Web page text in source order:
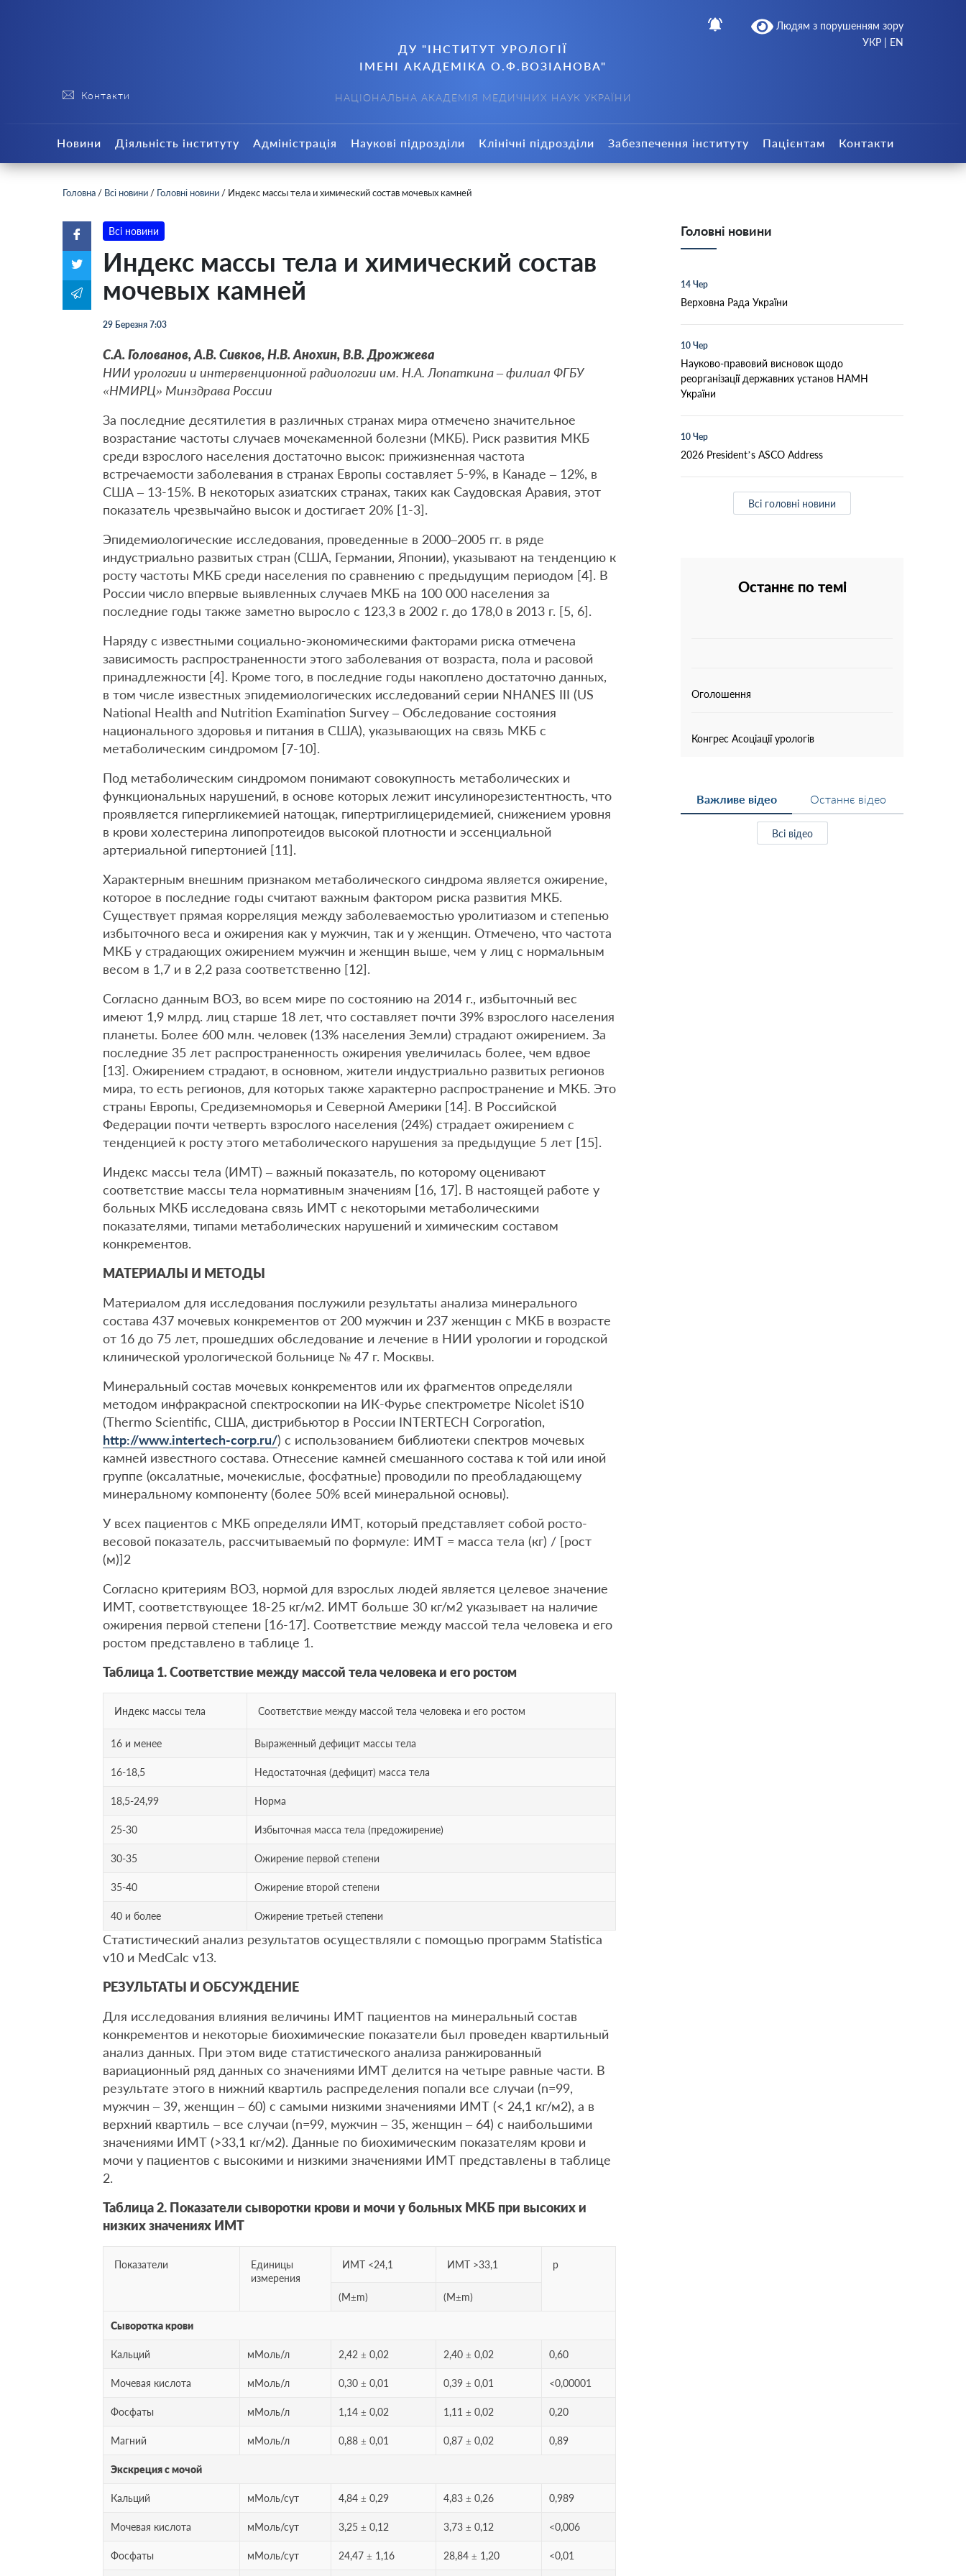
Людям з порушенням зору
Контакти
ДУ "ІНСТИТУТ УРОЛОГІЇ
ІМЕНІ АКАДЕМІКА О.Ф.ВОЗІАНОВА"
НАЦІОНАЛЬНА АКАДЕМІЯ МЕДИЧНИХ НАУК УКРАЇНИ
УКР | EN
Новини Діяльність інституту Адміністрація Наукові підрозділи Клінічні підрозділи Забезпечення інституту Пацієнтам Контакти
Головна / Всі новини / Головні новини / Индекс массы тела и химический состав мочевых камней
Всі новини
Индекс массы тела и химический состав
мочевых камней
29 Березня 7:03
С.А. Голованов, А.В. Сивков, Н.В. Анохин, В.В. Дрожжева
НИИ урологии и интервенционной радиологии им. Н.А. Лопаткина – филиал ФГБУ
«НМИРЦ» Минздрава России
За последние десятилетия в различных странах мира отмечено значительное
возрастание частоты случаев мочекаменной болезни (МКБ). Риск развития МКБ
среди взрослого населения достаточно высок: прижизненная частота
встречаемости заболевания в странах Европы составляет 5-9%, в Канаде – 12%, в
США – 13-15%. В некоторых азиатских странах, таких как Саудовская Аравия, этот
показатель чрезвычайно высок и достигает 20% [1-3].
Эпидемиологические исследования, проведенные в 2000–2005 гг. в ряде
индустриально развитых стран (США, Германии, Японии), указывают на тенденцию к
росту частоты МКБ среди населения по сравнению с предыдущим периодом [4]. В
России число впервые выявленных случаев МКБ на 100 000 населения за
последние годы также заметно выросло с 123,3 в 2002 г. до 178,0 в 2013 г. [5, 6].
Наряду с известными социально-экономическими факторами риска отмечена
зависимость распространенности этого заболевания от возраста, пола и расовой
принадлежности [4]. Кроме того, в последние годы накоплено достаточно данных,
в том числе известных эпидемиологических исследований серии NHANES III (US
National Health and Nutrition Examination Survey – Обследование состояния
национального здоровья и питания в США), указывающих на связь МКБ с
метаболическим синдромом [7-10].
Под метаболическим синдромом понимают совокупность метаболических и
функциональных нарушений, в основе которых лежит инсулинорезистентность, что
проявляется гипергликемией натощак, гипертриглицеридемией, снижением уровня
в крови холестерина липопротеидов высокой плотности и эссенциальной
артериальной гипертонией [11].
Характерным внешним признаком метаболического синдрома является ожирение,
которое в последние годы считают важным фактором риска развития МКБ.
Существует прямая корреляция между заболеваемостью уролитиазом и степенью
избыточного веса и ожирения как у мужчин, так и у женщин. Отмечено, что частота
МКБ у страдающих ожирением мужчин и женщин выше, чем у лиц с нормальным
весом в 1,7 и в 2,2 раза соответственно [12].
Согласно данным ВОЗ, во всем мире по состоянию на 2014 г., избыточный вес
имеют 1,9 млрд. лиц старше 18 лет, что составляет почти 39% взрослого населения
планеты. Более 600 млн. человек (13% населения Земли) страдают ожирением. За
последние 35 лет распространенность ожирения увеличилась более, чем вдвое
[13]. Ожирением страдают, в основном, жители индустриально развитых регионов
мира, то есть регионов, для которых также характерно распространение и МКБ. Это
страны Европы, Средиземноморья и Северной Америки [14]. В Российской
Федерации почти четверть взрослого населения (24%) страдает ожирением с
тенденцией к росту этого метаболического нарушения за предыдущие 5 лет [15].
Индекс массы тела (ИМТ) – важный показатель, по которому оценивают
соответствие массы тела нормативным значениям [16, 17]. В настоящей работе у
больных МКБ исследована связь ИМТ с некоторыми метаболическими
показателями, типами метаболических нарушений и химическим составом
конкрементов.
МАТЕРИАЛЫ И МЕТОДЫ
Материалом для исследования послужили результаты анализа минерального
состава 437 мочевых конкрементов от 200 мужчин и 237 женщин с МКБ в возрасте
от 16 до 75 лет, прошедших обследование и лечение в НИИ урологии и городской
клинической урологической больнице № 47 г. Москвы.
Минеральный состав мочевых конкрементов или их фрагментов определяли
методом инфракрасной спектроскопии на ИК-Фурье спектрометре Nicolet iS10
(Thermo Scientific, США, дистрибьютор в России INTERTECH Corporation,
http://www.intertech-corp.ru/) с использованием библиотеки спектров мочевых
камней известного состава. Отнесение камней смешанного состава к той или иной
группе (оксалатные, мочекислые, фосфатные) проводили по преобладающему
минеральному компоненту (более 50% всей минеральной основы).
У всех пациентов с МКБ определяли ИМТ, который представляет собой росто-
весовой показатель, рассчитываемый по формуле: ИМТ = масса тела (кг) / [рост
(м)]2
Согласно критериям ВОЗ, нормой для взрослых людей является целевое значение
ИМТ, соответствующее 18-25 кг/м2. ИМТ больше 30 кг/м2 указывает на наличие
ожирения первой степени [16-17]. Соответствие между массой тела человека и его
ростом представлено в таблице 1.
Таблица 1. Соответствие между массой тела человека и его ростом
Индекс массы тела Соответствие между массой тела человека и его ростом
16 и менее Выраженный дефицит массы тела
16-18,5 Недостаточная (дефицит) масса тела
18,5-24,99 Норма
25-30 Избыточная масса тела (предожирение)
30-35 Ожирение первой степени
35-40 Ожирение второй степени
40 и более Ожирение третьей степени
Статистический анализ результатов осуществляли с помощью программ Statistica
v10 и MedCalc v13.
РЕЗУЛЬТАТЫ И ОБСУЖДЕНИЕ
Для исследования влияния величины ИМТ пациентов на минеральный состав
конкрементов и некоторые биохимические показатели был проведен квартильный
анализ данных. При этом виде статистического анализа ранжированный
вариационный ряд данных со значениями ИМТ делится на четыре равные части. В
результате этого в нижний квартиль распределения попали все случаи (n=99,
мужчин – 39, женщин – 60) с самыми низкими значениями ИМТ (< 24,1 кг/м2), а в
верхний квартиль – все случаи (n=99, мужчин – 35, женщин – 64) с наибольшими
значениями ИМТ (>33,1 кг/м2). Данные по биохимическим показателям крови и
мочи у пациентов с высокими и низкими значениями ИМТ представлены в таблице
2.
Таблица 2. Показатели сыворотки крови и мочи у больных МКБ при высоких и
низких значениях ИМТ
Показатели
Единицы
измерения
ИМТ <24,1 ИМТ >33,1 p
(M±m) (M±m)
Сыворотка крови
Кальций мМоль/л 2,42 ± 0,02 2,40 ± 0,02 0,60
Мочевая кислота мМоль/л 0,30 ± 0,01 0,39 ± 0,01 <0,00001
Фосфаты мМоль/л 1,14 ± 0,02 1,11 ± 0,02 0,20
Магний мМоль/л 0,88 ± 0,01 0,87 ± 0,02 0,89
Экскреция с мочой
Кальций мМоль/сут 4,84 ± 0,29 4,83 ± 0,26 0,989
Мочевая кислота мМоль/сут 3,25 ± 0,12 3,73 ± 0,12 <0,006
Фосфаты мМоль/сут 24,47 ± 1,16 28,84 ± 1,20 <0,01
Головні новини
14 Чер
Верховна Рада України
10 Чер
Науково-правовий висновок щодо
реорганізації державних установ НАМН
України
10 Чер
2026 President’s ASCO Address
Всі головні новини
Останнє по темі
Оголошення
Конгрес Асоціації урологів
Важливе відео Останнє відео
Всі відео